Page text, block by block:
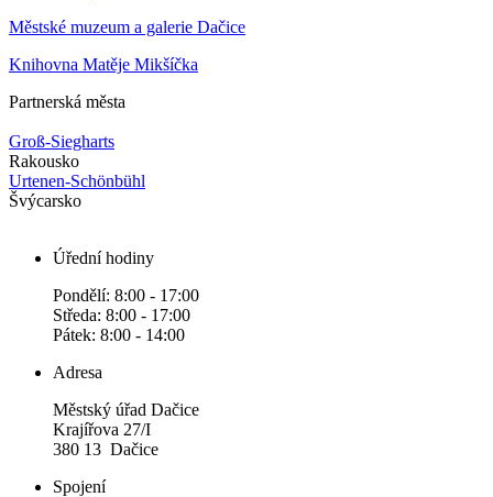
Městské muzeum a galerie Dačice
Knihovna Matěje Mikšíčka
Partnerská města
Groß-Siegharts
Rakousko
Urtenen-Schönbühl
Švýcarsko
Úřední hodiny
Pondělí: 8:00 - 17:00
Středa: 8:00 - 17:00
Pátek: 8:00 - 14:00
Adresa
Městský úřad Dačice
Krajířova 27/I
380 13 Dačice
Spojení